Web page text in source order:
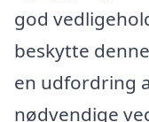
god
beskytte
en udfordring
nødvendige